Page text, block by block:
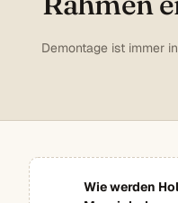
Demontage ist immer
Wie werden